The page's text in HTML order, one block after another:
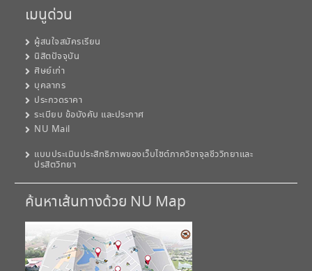
เมนูด่วน
ผู้สนใจสมัครเรียน
นิสิตปัจจุบัน
ศิษย์เก่า
บุคลากร
ประกวดราคา
ระเบียบ ข้อบังคับ และประกาศ
NU Mail
แบบประเมินประสิทธิภาพของเว็บไซต์ภาควิชาจุลชีววิทยาและ
ปรสิตวิทยา
ค้นหาเส้นทางด้วย NU Map